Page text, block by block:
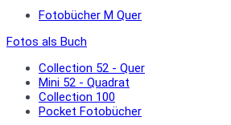
Fotobücher M Quer
Fotos als Buch
Collection 52 - Quer
Mini 52 - Quadrat
Collection 100
Pocket Fotobücher